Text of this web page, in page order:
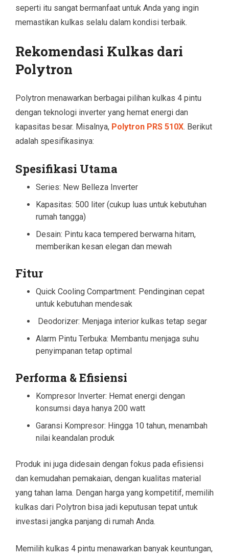
seperti itu sangat bermanfaat untuk Anda yang ingin
memastikan kulkas selalu dalam kondisi terbaik.
Rekomendasi Kulkas dari
Polytron
Polytron menawarkan berbagai pilihan kulkas 4 pintu
dengan teknologi inverter yang hemat energi dan
kapasitas besar. Misalnya, Polytron PRS 510X. Berikut
adalah spesifikasinya:
Spesifikasi Utama
Series: New Belleza Inverter
Kapasitas: 500 liter (cukup luas untuk kebutuhan
rumah tangga)
Desain: Pintu kaca tempered berwarna hitam,
memberikan kesan elegan dan mewah
Fitur
Quick Cooling Compartment: Pendinginan cepat
untuk kebutuhan mendesak
Deodorizer: Menjaga interior kulkas tetap segar
Alarm Pintu Terbuka: Membantu menjaga suhu
penyimpanan tetap optimal
Performa & Efisiensi
Kompresor Inverter: Hemat energi dengan
konsumsi daya hanya 200 watt
Garansi Kompresor: Hingga 10 tahun, menambah
nilai keandalan produk
Produk ini juga didesain dengan fokus pada efisiensi
dan kemudahan pemakaian, dengan kualitas material
yang tahan lama. Dengan harga yang kompetitif, memilih
kulkas dari Polytron bisa jadi keputusan tepat untuk
investasi jangka panjang di rumah Anda.
Memilih kulkas 4 pintu menawarkan banyak keuntungan,